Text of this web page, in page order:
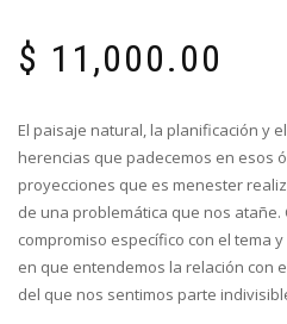
$ 11,000.00
El paisaje natural, la planificación y
herencias que padecemos en esos
proyecciones que es menester
de una problemática que nos atañe.
compromiso específico con el tema
en que entendemos la relación con
del que nos sentimos parte